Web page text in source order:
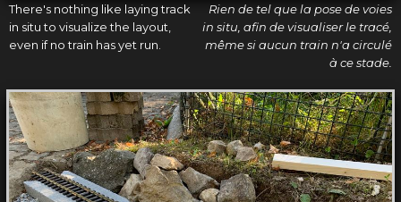
There's nothing like laying track
in situ to visualize the layout,
even if no train has yet run.
Rien de tel que la pose de voies
in situ, afin de visualiser le tracé,
même si aucun train n'a circulé
à ce stade.